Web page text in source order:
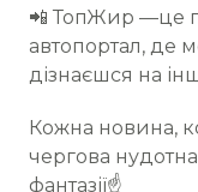
📲 ТопЖир —це
автопортал, де
дізнаєшся на
Кожна новина,
чергова
фантазії☝